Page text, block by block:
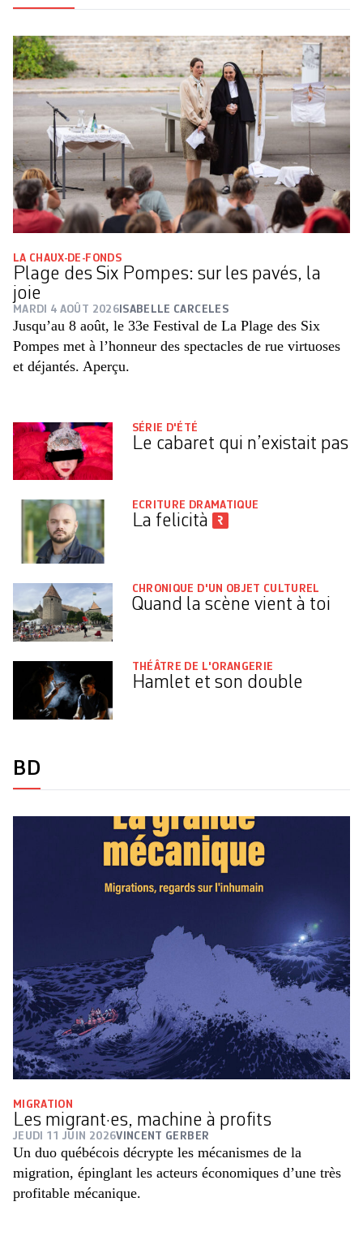
LA CHAUX-DE-FONDS
Plage des Six Pompes: sur les pavés, la
joie
MARDI 4 AOÛT 2026ISABELLE CARCELES
Jusqu’au 8 août, le 33e Festival de La Plage des Six
Pompes met à l’honneur des spectacles de rue virtuoses
et déjantés. Aperçu.
SÉRIE D'ÉTÉ
Le cabaret qui n’existait pas
ECRITURE DRAMATIQUE
La felicità
CHRONIQUE D'UN OBJET CULTUREL
Quand la scène vient à toi
THÉÂTRE DE L'ORANGERIE
Hamlet et son double
BD
MIGRATION
Les migrant·es, machine à profits
JEUDI 11 JUIN 2026VINCENT GERBER
Un duo québécois décrypte les ­mécanismes de la
migration, épinglant les acteurs économiques d’une très
profitable mécanique.